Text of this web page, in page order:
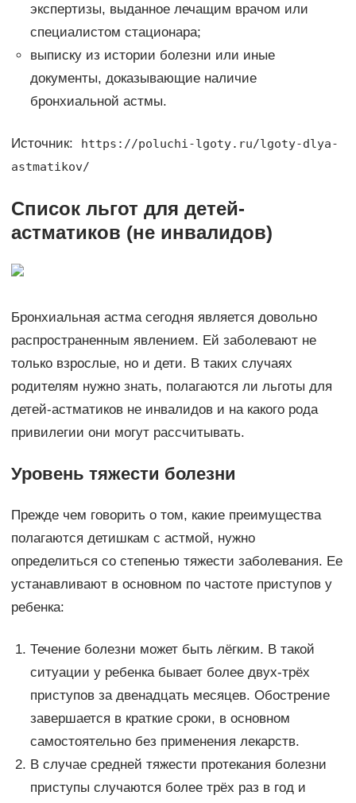
экспертизы, выданное лечащим врачом или
специалистом стационара;
выписку из истории болезни или иные
документы, доказывающие наличие
бронхиальной астмы.
Источник:
https://poluchi-lgoty.ru/lgoty-dlya-
astmatikov/
Список льгот для детей-
астматиков (не инвалидов)
Бронхиальная астма сегодня является довольно
распространенным явлением. Ей заболевают не
только взрослые, но и дети. В таких случаях
родителям нужно знать, полагаются ли льготы для
детей-астматиков не инвалидов и на какого рода
привилегии они могут рассчитывать.
Уровень тяжести болезни
Прежде чем говорить о том, какие преимущества
полагаются детишкам с астмой, нужно
определиться со степенью тяжести заболевания. Ее
устанавливают в основном по частоте приступов у
ребенка:
Течение болезни может быть лёгким. В такой
ситуации у ребенка бывает более двух-трёх
приступов за двенадцать месяцев. Обострение
завершается в краткие сроки, в основном
самостоятельно без применения лекарств.
В случае средней тяжести протекания болезни
приступы случаются более трёх раз в год и